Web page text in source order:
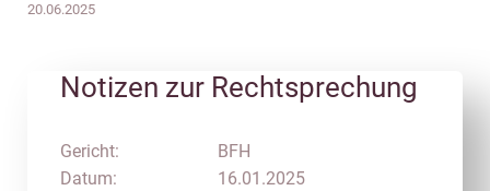
20.06.2025
Notizen zur Rechtsprechung
Gericht:
Datum:
BFH
16.01.2025